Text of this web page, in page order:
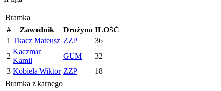
Bramka
#
Zawodnik Drużyna ILOŚĆ
1 Tkacz Mateusz ZZP
36
2
Kaczmar
Kamil
GUM
32
3 Kobiela Wiktor ZZP
18
Bramka z karnego